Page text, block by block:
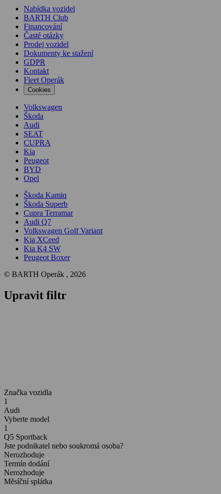
Nabídka vozidel
BARTH Club
Financování
Časté otázky
Prodej vozidel
Dokumenty ke stažení
GDPR
Kontakt
Fleet Operák
Cookies
Volkswagen
Škoda
Audi
SEAT
CUPRA
Kia
Peugeot
BYD
Opel
Škoda Kamiq
Škoda Superb
Cupra Terramar
Audi Q7
Volkswagen Golf Variant
Kia XCeed
Kia K4 SW
Peugeot Boxer
© BARTH Operák , 2026
Upravit filtr
Značka vozidla
1
Audi
Vyberte model
1
Q5 Sportback
Jste podnikatel nebo soukromá osoba?
Nerozhoduje
Termín dodání
Nerozhoduje
Měsíční splátka